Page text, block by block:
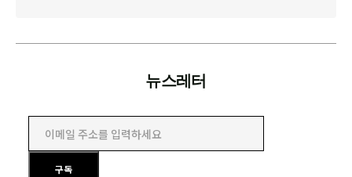
뉴스레터
이메일 주소를 입력하세요
구독